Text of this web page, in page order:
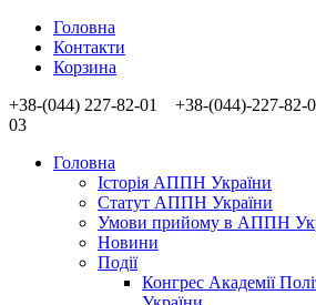
Головна
Контакти
Корзина
+38-(044) 227-82-01 +38-(044)-227-
03
Головна
Історія АППН України
Статут АППН України
Умови прийому в АППН
Новини
Події
Конгрес Академії